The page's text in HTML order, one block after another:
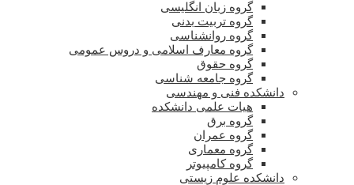
گروه زبان انگلیسی
گروه تربیت بدنی
گروه روانشناسی
گروه معارف اسلامی و دروس عمومی
گروه حقوق
گروه جامعه شناسی
دانشکده فنی و مهندسی
هیات علمی دانشکده
گروه برق
گروه عمران
گروه معماری
گروه کامپیوتر
دانشکده علوم زیستی